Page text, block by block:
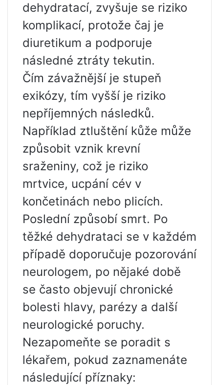
dehydratací, zvyšuje se riziko
komplikací, protože čaj je
diuretikum a podporuje
následné ztráty tekutin.
Čím závažnější je stupeň
exikózy, tím vyšší je riziko
nepříjemných následků.
Například ztluštění kůže může
způsobit vznik krevní
sraženiny, což je riziko
mrtvice, ucpání cév v
končetinách nebo plicích.
Poslední způsobí smrt. Po
těžké dehydrataci se v každém
případě doporučuje pozorování
neurologem, po nějaké době
se často objevují chronické
bolesti hlavy, parézy a další
neurologické poruchy.
Nezapomeňte se poradit s
lékařem, pokud zaznamenáte
následující příznaky: